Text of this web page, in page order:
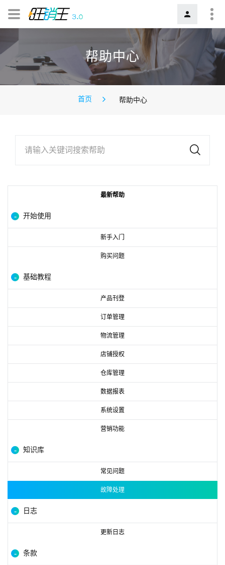
帮助中心
首页 帮助中心
请输入关键词搜索帮助
最新帮助
开始使用
新手入门
购买问题
基础教程
产品刊登
订单管理
物流管理
店铺授权
仓库管理
数据报表
系统设置
营销功能
知识库
常见问题
故障处理
日志
更新日志
条款